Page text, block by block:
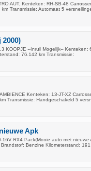
AUT. Kenteken: RH-SB-48
Transmissie: Automaat 5
2000)
KOOPJE --Inruil Mogelijk-- Kenteken:
76.142 km Transmissie:
Kenteken: 13-JT-XZ
Transmissie: Handgeschakeld 5
Apk
RX4 Pack(Mooie auto met nieuwe
Benzine Kilometerstand: